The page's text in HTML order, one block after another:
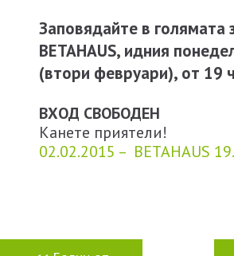
Заповядайте в голямата
BETAHAUS, идния
(втори февруари), от 19
ВХОД СВОБОДЕН
Канете приятели!
02.02.2015 – BETAHAUS